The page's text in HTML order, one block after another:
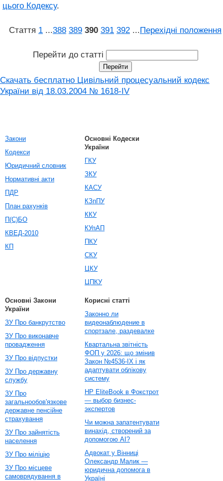
цього Кодексу.
Стаття 1 ...388 389 390 391 392 ...Перехідні положення
Перейти до статті
Скачать бесплатно Цивільний процесуальний кодекс
України від 18.03.2004 № 1618-IV
Закони
Кодекси
Юридичний словник
Нормативні акти
ПДР
План рахунків
П(С)БО
КВЕД-2010
КП
Основні Кодески
України
ГКУ
ЗКУ
КАСУ
КЗпПУ
ККУ
КУпАП
ПКУ
СКУ
ЦКУ
ЦПКУ
Основні Закони
України
ЗУ Про банкрутство
ЗУ Про виконавче
провадження
ЗУ Про відпустки
ЗУ Про державну
службу
ЗУ Про
загальнообов'язкове
державне пенсійне
страхування
ЗУ Про зайнятість
населення
ЗУ Про міліцію
ЗУ Про місцеве
самоврядування в
Корисні статті
Законно ли
видеонаблюдение в
спортзале, раздевалке
Квартальна звітність
ФОП у 2026: що змінив
Закон №4536-IX і як
адаптувати облікову
систему
HP EliteBook в Фокстрот
— выбор бизнес-
экспертов
Чи можна запатентувати
винахід, створений за
допомогою AI?
Адвокат у Вінниці
Олександр Малик —
юридична допомога в
Україні